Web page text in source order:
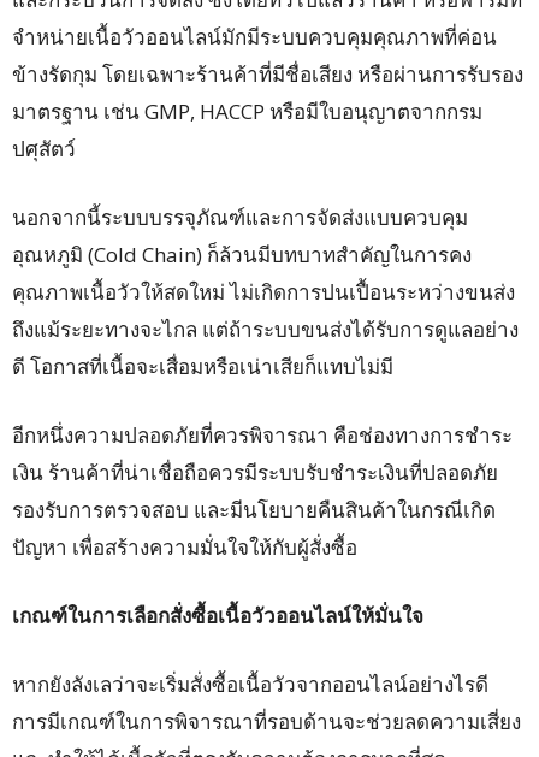
จำหน่ายเนื้อวัวออนไลน์มักมีระบบควบคุมคุณภาพที่ค่อน
ข้างรัดกุม โดยเฉพาะร้านค้าที่มีชื่อเสียง หรือผ่านการรับรอง
มาตรฐาน เช่น GMP, HACCP หรือมีใบอนุญาตจากกรม
ปศุสัตว์
นอกจากนี้ระบบบรรจุภัณฑ์และการจัดส่งแบบควบคุม
อุณหภูมิ (Cold Chain) ก็ล้วนมีบทบาทสำคัญในการคง
คุณภาพเนื้อวัวให้สดใหม่ ไม่เกิดการปนเปื้อนระหว่างขนส่ง
ถึงแม้ระยะทางจะไกล แต่ถ้าระบบขนส่งได้รับการดูแลอย่าง
ดี โอกาสที่เนื้อจะเสื่อมหรือเน่าเสียก็แทบไม่มี
อีกหนึ่งความปลอดภัยที่ควรพิจารณา คือช่องทางการชำระ
เงิน ร้านค้าที่น่าเชื่อถือควรมีระบบรับชำระเงินที่ปลอดภัย
รองรับการตรวจสอบ และมีนโยบายคืนสินค้าในกรณีเกิด
ปัญหา เพื่อสร้างความมั่นใจให้กับผู้สั่งซื้อ
เกณฑ์ในการเลือกสั่งซื้อเนื้อวัวออนไลน์ให้มั่นใจ
หากยังลังเลว่าจะเริ่มสั่งซื้อเนื้อวัวจากออนไลน์อย่างไรดี
การมีเกณฑ์ในการพิจารณาที่รอบด้านจะช่วยลดความเสี่ยง